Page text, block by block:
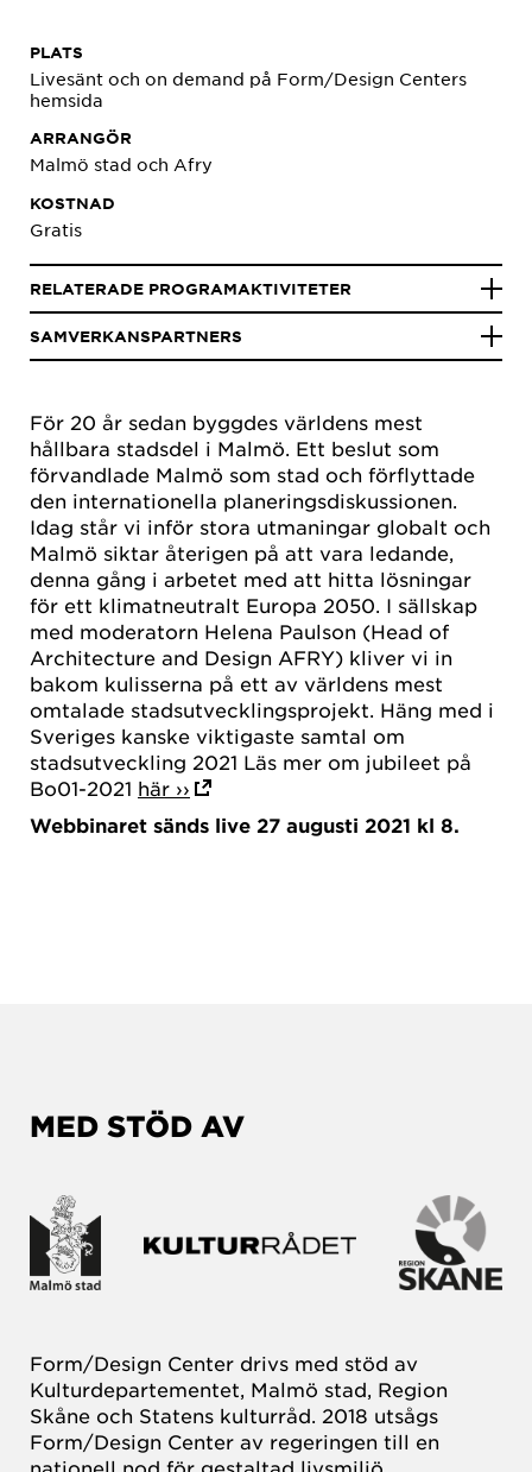
För 20 år sedan byggdes världens mest
hållbara stadsdel i Malmö. Ett beslut som
förvandlade Malmö som stad och förflyttade
den internationella planeringsdiskussionen.
Idag står vi inför stora utmaningar globalt och
Malmö siktar återigen på att vara ledande,
denna gång i arbetet med att hitta lösningar
för ett klimatneutralt Europa 2050. I sällskap
med moderatorn Helena Paulson (Head of
Architecture and Design AFRY) kliver vi in
bakom kulisserna på ett av världens mest
omtalade stadsutvecklingsprojekt. Häng med i
Sveriges kanske viktigaste samtal om
stadsutveckling 2021 Läs mer om jubileet på
Bo01-2021 här ››
Webbinaret sänds live 27 augusti 2021 kl 8.
PLATS
Livesänt och on demand på Form/Design Centers
hemsida
ARRANGÖR
Malmö stad och Afry
KOSTNAD
Gratis
RELATERADE PROGRAMAKTIVITETER
SAMVERKANSPARTNERS
MED STÖD AV
Form/Design Center drivs med stöd av
Kulturdepartementet, Malmö stad, Region
Skåne och Statens kulturråd. 2018 utsågs
Form/Design Center av regeringen till en